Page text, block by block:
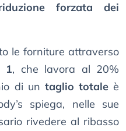
forzata dei
le forniture attraverso
1, che lavora al 20%
di un taglio totaleè
spiega, nelle sue
rivedere al ribasso